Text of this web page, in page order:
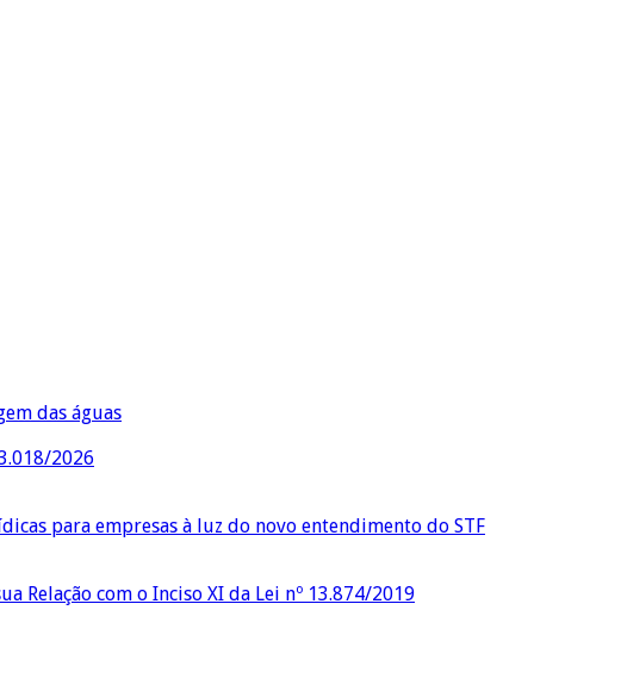
das águas
2026
para empresas à luz do novo entendimento do STF
Relação com o Inciso XI da Lei nº 13.874/2019